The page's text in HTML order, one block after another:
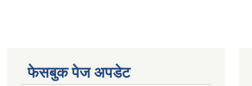
फेसबुक पेज अपडेट